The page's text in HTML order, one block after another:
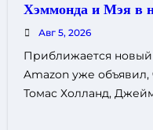
Хэммонда и Мэя в
Авг 5, 2026
Приближается новый сезон The Grand Tour, и
Amazon уже
Томас Холланд,